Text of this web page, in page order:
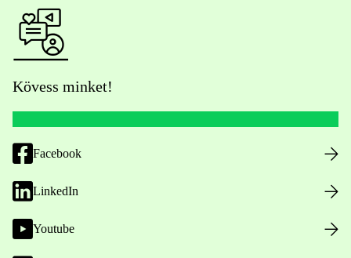
Kövess minket!
Facebook
LinkedIn
Youtube